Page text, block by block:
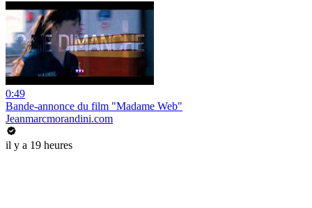
0:49
Bande-annonce du film "Madame Web"
Jeanmarcmorandini.com
il y a 19 heures